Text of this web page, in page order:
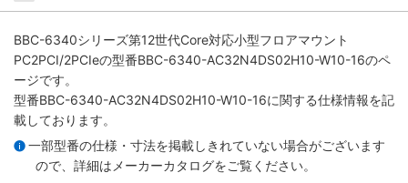
BBC-6340シリーズ第12世代Core対応小型フロアマウント
PC2PCI/2PCIeの型番BBC-6340-AC32N4DS02H10-W10-16のペ
ージです。
型番BBC-6340-AC32N4DS02H10-W10-16に関する仕様情報を記
載しております。
一部型番の仕様・寸法を掲載しきれていない場合がございます
ので、詳細は メーカーカタログをご覧ください。